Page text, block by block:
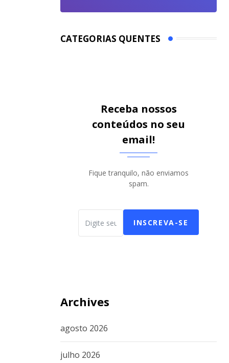
CATEGORIAS QUENTES
Receba nossos
conteúdos no seu
email!
Fique tranquilo, não enviamos
spam.
INSCREVA-SE
Archives
agosto 2026
julho 2026